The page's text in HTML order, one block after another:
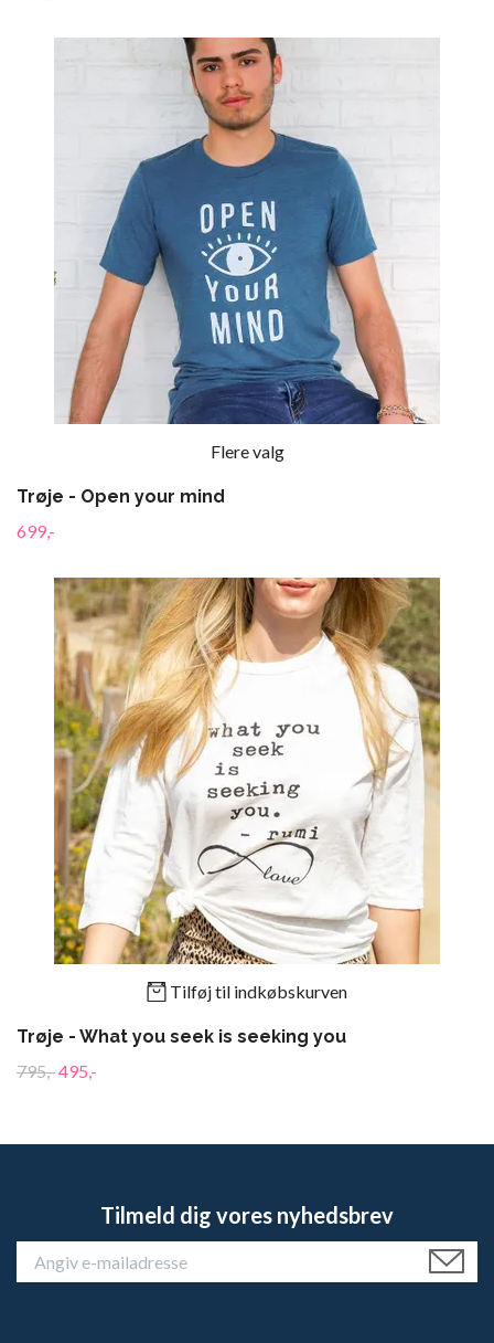
Flere valg
Trøje - Open your mind
699,-
Tilføj til indkøbskurven
Trøje - What you seek is seeking you
795,-495,-
Tilmeld dig vores nyhedsbrev